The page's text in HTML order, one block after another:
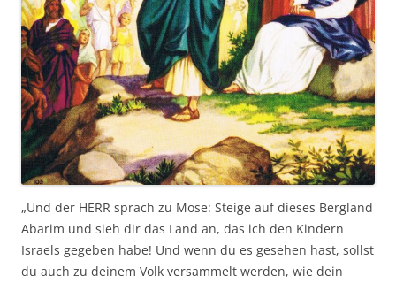
„Und der HERR sprach zu Mose: Steige auf dieses Bergland
Abarim und sieh dir das Land an, das ich den Kindern
Israels gegeben habe! Und wenn du es gesehen hast, sollst
du auch zu deinem Volk versammelt werden, wie dein